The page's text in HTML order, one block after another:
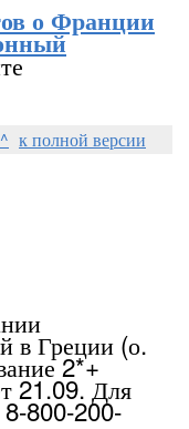
о Франции
к полной версии
в Греции (о.
2*+
21.09. Для
8-800-200-